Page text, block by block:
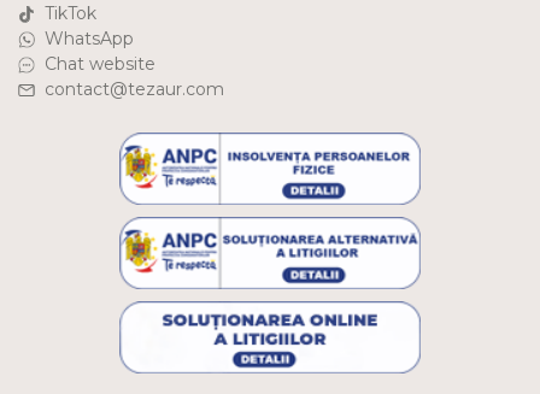
TikTok
WhatsApp
Chat website
contact@tezaur.com